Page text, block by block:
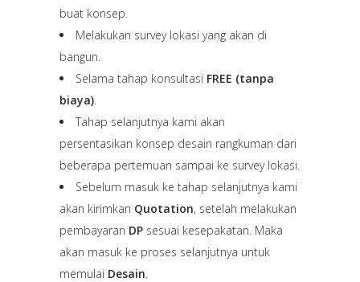
buat konsep.
Melakukan survey lokasi yang akan di
bangun.
Selama tahap konsultasi FREE (tanpa
biaya).
Tahap selanjutnya kami akan
persentasikan konsep desain rangkuman dari
beberapa pertemuan sampai ke survey lokasi.
Sebelum masuk ke tahap selanjutnya kami
akan kirimkan Quotation, setelah melakukan
pembayaran DP sesuai kesepakatan. Maka
akan masuk ke proses selanjutnya untuk
memulai Desain.